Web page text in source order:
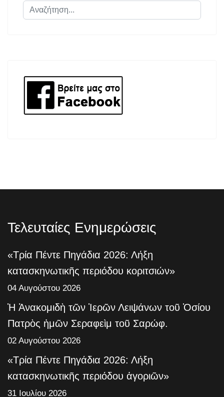
Αναζήτηση...
Τελευταίες Ενημερώσεις
«Τρία Πέντε Πηγάδια 2026: Λήξη
κατασκηνωτικῆς περιόδου κοριτσιών»
04 Αυγούστου 2026
Ἡ Ἀνακομιδὴ τῶν Ἱερῶν Λειψάνων τοῦ Ὁσίου
Πατρὸς ἡμῶν Σεραφεὶμ τοῦ Σαρώφ.
02 Αυγούστου 2026
«Τρία Πέντε Πηγάδια 2026: Λήξη
κατασκηνωτικῆς περιόδου ἀγοριῶν»
31 Ιουλίου 2026